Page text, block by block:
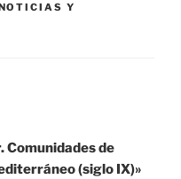
Y
Comunidades de
(siglo IX)»